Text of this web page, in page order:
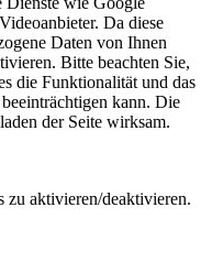
Da diese
Daten von Ihnen
Bitte beachten Sie,
die Funktionalität und das
kann. Die
der Seite wirksam.
aktivieren/deaktivieren.